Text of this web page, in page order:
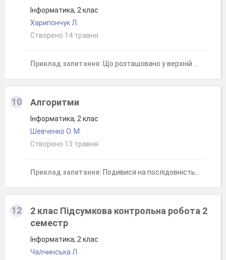
Інформатика, 2 клас
Харипончук Л.
Створено 14 травня
Приклад запитання: Що розташовано у верхній частині вікна програми?
10 Алгоритми
Інформатика, 2 клас
Шевченко О. М.
Створено 13 травня
Приклад запитання: Подивися на послідовність: Зернятко - Паросток - Квітка. Що це таке?
12
2 клас Підсумкова контрольна робота 2
семестр
Інформатика, 2 клас
Чалчинська Л.